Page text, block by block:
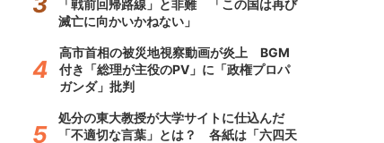
「戦前回帰路線」と非難 「この国は再び
滅亡に向かいかねない」
高市首相の被災地視察動画が炎上 BGM
付き「総理が主役のPV」に「政権プロパ
ガンダ」批判
処分の東大教授が大学サイトに仕込んだ
「不適切な言葉」とは？ 各紙は「六四天